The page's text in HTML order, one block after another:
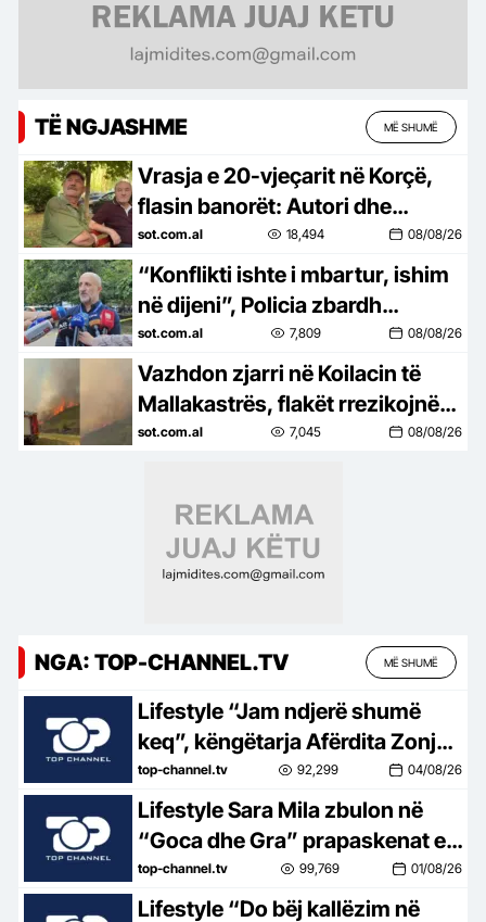
TË NGJASHME MË SHUMË
Vrasja e 20-vjeçarit në Korçë,
flasin banorët: Autori dhe
viktima s’janë të lagjes, nuk i
njohim
sot.com.al 18,494 08/08/26
“Konflikti ishte i mbartur, ishim
në dijeni”, Policia zbardh
dinamikën: Ja ku u pa autori për
herë të fundit
sot.com.al 7,809 08/08/26
Vazhdon zjarri në Koilacin të
Mallakastrës, flakët rrezikojnë
banesat, mobilizohen forca
sot.com.al 7,045 08/08/26
NGA: TOP-CHANNEL.TV MË SHUMË
Lifestyle “Jam ndjerë shumë
keq”, këngëtarja Afërdita Zonja:
Parashqevinë nuk e kam takuar
në Amerikë. Po të ishte në
Shqipëri…
top-channel.tv 92,299 04/08/26
Lifestyle Sara Mila zbulon në
“Goca dhe Gra” prapaskenat e
jetës së saj politike: Teatër jo i
bukur, nuk është aq tragjike sa
top-channel.tv 99,769 01/08/26
Lifestyle “Do bëj kallëzim në